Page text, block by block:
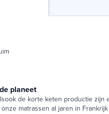
planeet
de korte keten productie zijn
matrassen al jaren in